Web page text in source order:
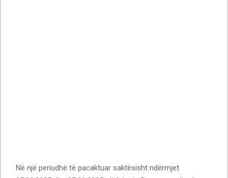
Në një periudhë të pacaktuar saktësisht ndërmjet